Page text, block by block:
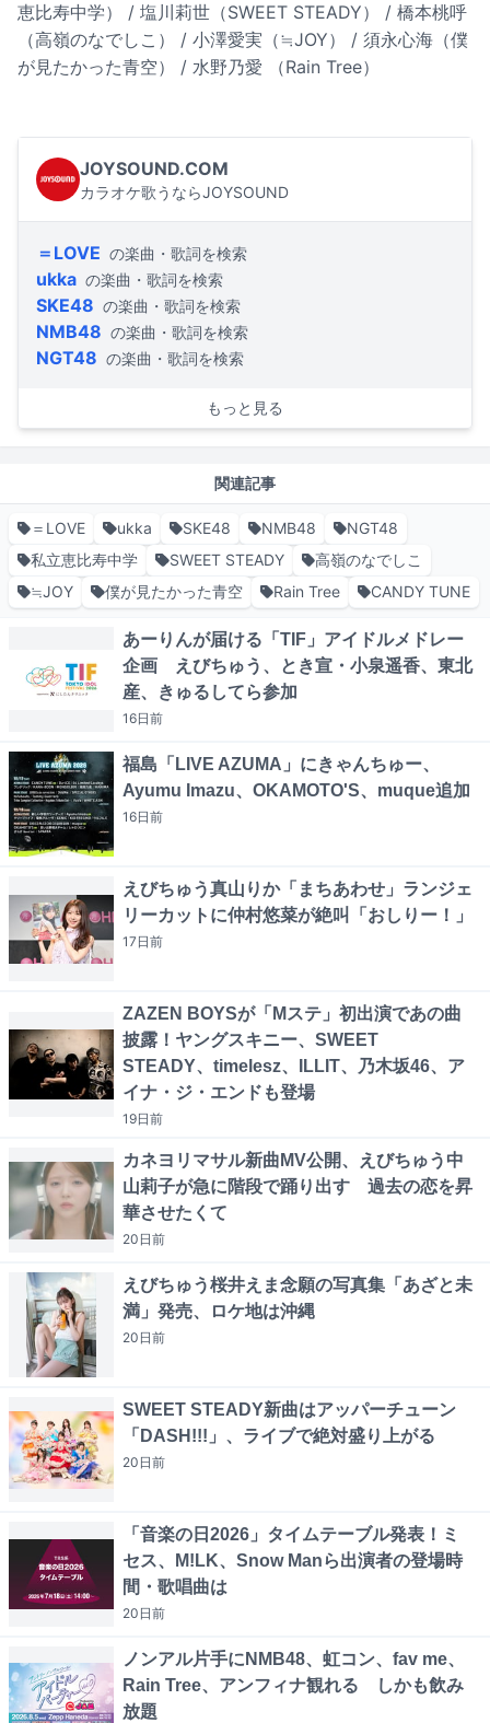
恵比寿中学） / 塩川莉世（SWEET STEADY） / 橋本桃呼
（高嶺のなでしこ） / 小澤愛実（≒JOY） / 須永心海（僕
が見たかった青空） / 水野乃愛 （Rain Tree）
JOYSOUND.COM
カラオケ歌うならJOYSOUND
＝LOVE の楽曲・歌詞を検索
ukka の楽曲・歌詞を検索
SKE48 の楽曲・歌詞を検索
NMB48 の楽曲・歌詞を検索
NGT48 の楽曲・歌詞を検索
もっと見る
関連記事
＝LOVE ukka SKE48 NMB48
NGT48
私立恵比寿中学
SWEET STEADY
高嶺のなでしこ
≒JOY
僕が見たかった青空 Rain Tree CANDY TUNE
あーりんが届ける「TIF」アイドルメドレー
企画 えびちゅう、とき宣・小泉遥香、東北
産、きゅるしてら参加
16日前
福島「LIVE AZUMA」にきゃんちゅー、
Ayumu Imazu、OKAMOTO'S、muque追加
16日前
えびちゅう真山りか「まちあわせ」ランジェ
リーカットに仲村悠菜が絶叫「おしりー！」
17日前
ZAZEN BOYSが「Mステ」初出演であの曲
披露！ヤングスキニー、SWEET
STEADY、timelesz、ILLIT、乃木坂46、ア
イナ・ジ・エンドも登場
19日前
カネヨリマサル新曲MV公開、えびちゅう中
山莉子が急に階段で踊り出す 過去の恋を昇
華させたくて
20日前
えびちゅう桜井えま念願の写真集「あざと未
満」発売、ロケ地は沖縄
20日前
SWEET STEADY新曲はアッパーチューン
「DASH!!!」、ライブで絶対盛り上がる
20日前
「音楽の日2026」タイムテーブル発表！ミ
セス、M!LK、Snow Manら出演者の登場時
間・歌唱曲は
20日前
ノンアル片手にNMB48、虹コン、fav me、
Rain Tree、アンフィナ観れる しかも飲み
放題